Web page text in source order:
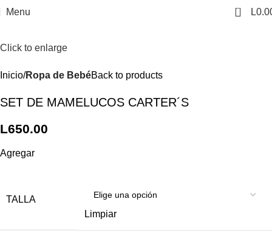
Menu 0 L
Click to enlarge
Inicio Ropa de BebéBack to products
SET DE MAMELUCOS CARTER´S
L650.00
Agregar
TALLA
Limpiar